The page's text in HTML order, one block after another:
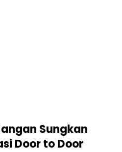
Sungkan
Door to Door